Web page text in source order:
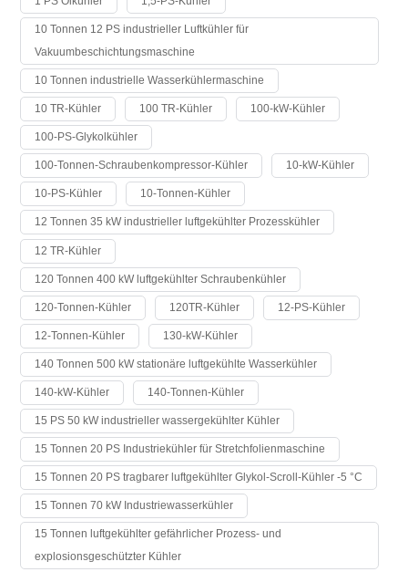
10 Tonnen 12 PS industrieller Luftkühler für
Vakuumbeschichtungsmaschine
10 Tonnen industrielle Wasserkühlermaschine
10 TR-Kühler 100 TR-Kühler 100-kW-Kühler
100-PS-Glykolkühler
100-Tonnen-Schraubenkompressor-Kühler 10-kW-Kühler
10-PS-Kühler 10-Tonnen-Kühler
12 Tonnen 35 kW industrieller luftgekühlter Prozesskühler
12 TR-Kühler
120 Tonnen 400 kW luftgekühlter Schraubenkühler
120-Tonnen-Kühler 120TR-Kühler 12-PS-Kühler
12-Tonnen-Kühler 130-kW-Kühler
140 Tonnen 500 kW stationäre luftgekühlte Wasserkühler
140-kW-Kühler 140-Tonnen-Kühler
15 PS 50 kW industrieller wassergekühlter Kühler
15 Tonnen 20 PS Industriekühler für Stretchfolienmaschine
15 Tonnen 20 PS tragbarer luftgekühlter Glykol-Scroll-Kühler -5 °C
15 Tonnen 70 kW Industriewasserkühler
15 Tonnen luftgekühlter gefährlicher Prozess- und
explosionsgeschützter Kühler